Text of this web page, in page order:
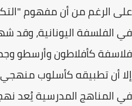
على الرغم من أن مفهوم
في الفلسفة اليونانية، وقد
فلاسفة كأفلاطون وأرسطو
إلا أن تطبيقه كأسلوب
في المناهج المدرسية يُعد